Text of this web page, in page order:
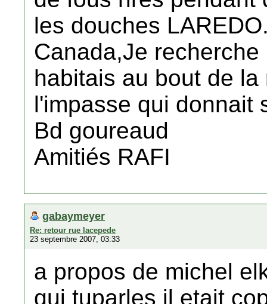
les douches
Canada,Je
habitais au bout de
l'impasse qui donnait
Bd goureaud
Amitiés RAFI
gabaymeyer
Re: retour rue lacepede
23 septembre 2007, 03:33
a propos de michel
qui tuparles il etait